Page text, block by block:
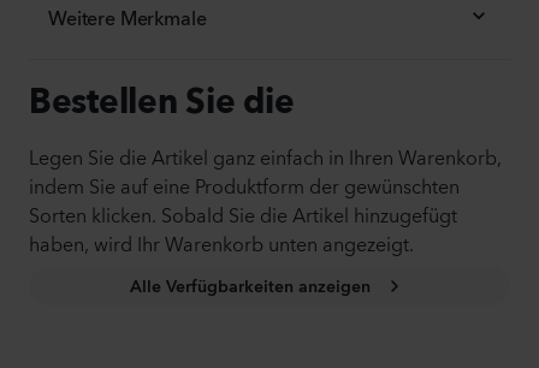
Weitere Merkmale
Bestellen Sie die
Legen Sie die Artikel ganz einfach in Ihren Warenkorb,
indem Sie auf eine Produktform der gewünschten
Sorten klicken. Sobald Sie die Artikel hinzugefügt
haben, wird Ihr Warenkorb unten angezeigt.
Alle Verfügbarkeiten anzeigen